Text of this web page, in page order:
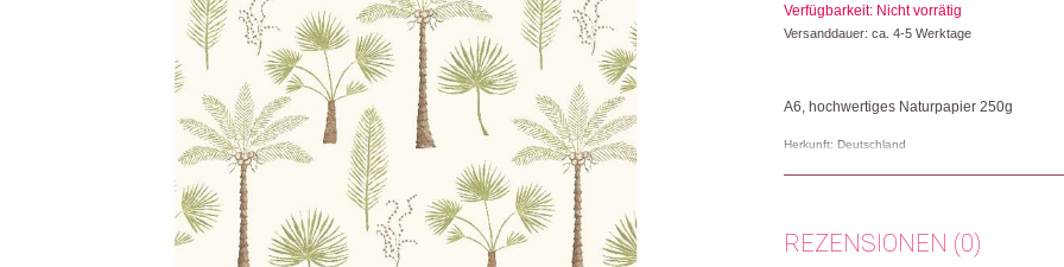
Verfügbarkeit: Nicht vorrätig
Versanddauer: ca. 4-5 Werktage
A6, hochwertiges Naturpapier 250g
Herkunft: Deutschland
Artikelnummer: 111256.07
REZENSIONEN (0)